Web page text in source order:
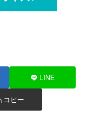
LINE
コピー